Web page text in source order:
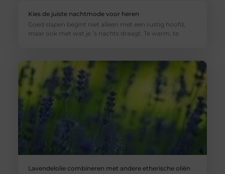
Kies de juiste nachtmode voor heren
Goed slapen begint niet alleen met een rustig hoofd,
maar ook met wat je ’s nachts draagt. Te warm, te
Lavendelolie combineren met andere etherische oliën